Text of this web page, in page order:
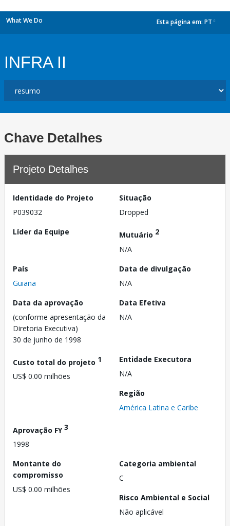
What We Do Esta página em: PT
INFRA II
Chave Detalhes
Projeto Detalhes
Identidade do Projeto
P039032
Situação
Dropped
Líder da Equipe
Mutuário 2
N/A
País
Guiana
Data de divulgação
N/A
Data da aprovação
(conforme apresentação da
Diretoria Executiva)
30 de junho de 1998
Data Efetiva
N/A
Custo total do projeto 1
US$ 0.00 milhões
Entidade Executora
N/A
Região
América Latina e Caribe
Aprovação FY3
1998
Montante do
compromisso
US$ 0.00 milhões
Categoria ambiental
C
Risco Ambiental e Social
Não aplicável